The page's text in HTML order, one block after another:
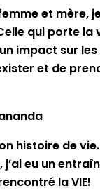
et mère,
qui porte
impact sur
et de
histoire de
j’ai eu un
la VIE!